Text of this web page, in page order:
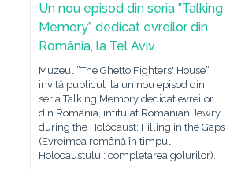
Un nou episod din seria ”Talking
Memory” dedicat evreilor din
România, la Tel Aviv
Muzeul ”The Ghetto Fighters' House”
invită publicul la un nou episod din
seria Talking Memory dedicat evreilor
din România, intitulat Romanian Jewry
during the Holocaust: Filling in the Gaps
(Evreimea română în timpul
Holocaustului: completarea golurilor).